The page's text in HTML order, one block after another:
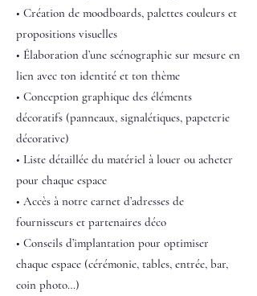
• Création de moodboards, palettes couleurs et
propositions visuelles
• Élaboration d’une scénographie sur mesure en
lien avec ton identité et ton thème
• Conception graphique des éléments
décoratifs (panneaux, signalétiques, papeterie
décorative)
• Liste détaillée du matériel à louer ou acheter
pour chaque espace
• Accès à notre carnet d’adresses de
fournisseurs et partenaires déco
• Conseils d’implantation pour optimiser
chaque espace (cérémonie, tables, entrée, bar,
coin photo…)